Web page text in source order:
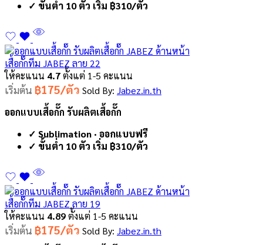
✓ ขั้นต่ำ 10 ตัว เริ่ม ฿310/ตัว
เสื้อกั๊กทีม JABEZ ลาย 22
ให้คะแนน 4.7ตั้งแต่ 1-5 คะแนน
เริ่มต้น ฿175/ตัว Sold By: Jabez.in.th
ออกแบบเสื้อกั๊ก รับผลิตเสื้อกั๊ก
✓ Sublimation · ออกแบบฟรี
✓ ขั้นต่ำ 10 ตัว เริ่ม ฿310/ตัว
เสื้อกั๊กทีม JABEZ ลาย 19
ให้คะแนน 4.89ตั้งแต่ 1-5 คะแนน
เริ่มต้น ฿175/ตัว Sold By: Jabez.in.th